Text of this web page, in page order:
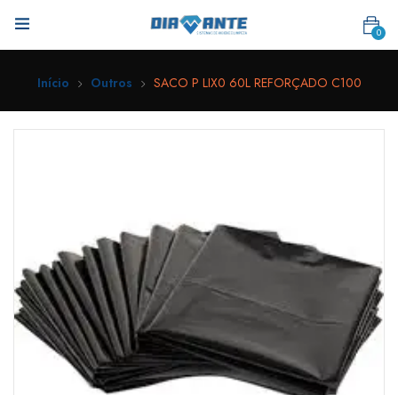
0
Início Outros SACO P LIX0 60L REFORÇADO C100